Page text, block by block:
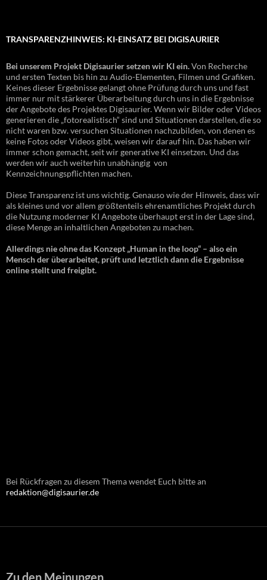
TRANSPARENZHINWEIS: KI-EINSATZ BEI DIGISAURIER
Bei unserem Projekt Digisaurier setzen wir KI ein.Von Recherche
und ersten Texten bis hin zu Audio-Elementen, Filmen und Grafiken.
Keines dieser Ergebnisse gelangt ohne Prüfung durch uns und fast
immer nur mit stärkerer Überarbeitung durch uns in die Ergebnisse
der Angebote des Projektes Digisaurier. Wenn wir Bilder oder Videos
generieren die „fotorealistisch“ sind und Situationen darstellen, die so
nicht waren bzw. versuchen Situationen nachzubilden, von denen es
keine Fotos oder Videos gibt, weisen wir darauf hin. Das haben wir
immer schon gemacht, seit wir generative KI einsetzen. Und das
werden wir auch weiterhin unabhängig von
Kennzeichnungspflichten machen.
Diese Transparenz ist uns wichtig. Genauso wie der Hinweis, dass wir
als kleines und vor allem größtenteils ehrenamtliches Projekt durch
die Nutzung moderner KI Angebote überhaupt erst in der Lage sind,
diese Menge an inhaltlichen Angeboten zu machen.
Allerdings nie ohne das Konzept „Human in the loop“ – also ein
Mensch der überarbeitet, prüft und letztlich dann die Ergebnisse
online stellt und freigibt.
Bei Rückfragen zu diesem Thema wendet Euch bitte an
redaktion@digisaurier.de
Zu den Meinungen...